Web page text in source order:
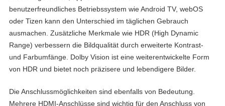
benutzerfreundliches Betriebssystem wie Android TV, webOS
oder Tizen kann den Unterschied im täglichen Gebrauch
ausmachen. Zusätzliche Merkmale wie HDR (High Dynamic
Range) verbessern die Bildqualität durch erweiterte Kontrast-
und Farbumfänge. Dolby Vision ist eine weiterentwickelte Form
von HDR und bietet noch präzisere und lebendigere Bilder.
Die Anschlussmöglichkeiten sind ebenfalls von Bedeutung.
Mehrere HDMI-Anschlüsse sind wichtig für den Anschluss von